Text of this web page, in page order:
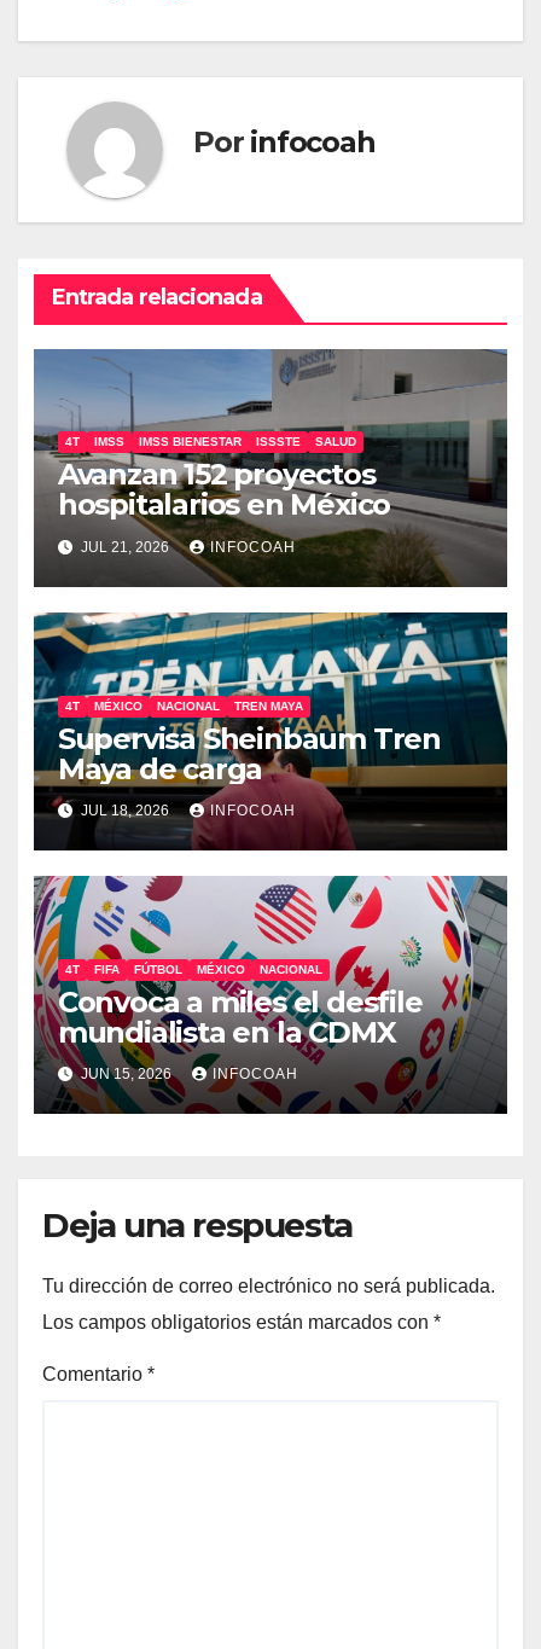
Por infocoah
Entrada relacionada
4T IMSS IMSS BIENESTAR ISSSTE SALUD
Avanzan 152 proyectos
hospitalarios en México
JUL 21, 2026 INFOCOAH
4T MÉXICO NACIONAL TREN MAYA
Supervisa Sheinbaum Tren
Maya de carga
JUL 18, 2026 INFOCOAH
4T FIFA FÚTBOL MÉXICO NACIONAL
Convoca a miles el desfile
mundialista en la CDMX
JUN 15, 2026 INFOCOAH
Deja una respuesta
Tu dirección de correo electrónico no será publicada.
Los campos obligatorios están marcados con *
Comentario *